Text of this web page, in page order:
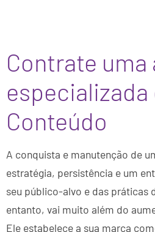
Contrate uma
especializada
Conteúdo
A conquista e manutenção de
estratégia, persistência e um
seu público-alvo e das práticas
entanto, vai muito além do
Ele estabelece a sua marca